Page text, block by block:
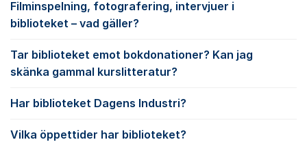
Filminspelning, fotografering, intervjuer i
biblioteket – vad gäller?
Tar biblioteket emot bokdonationer? Kan jag
skänka gammal kurslitteratur?
Har biblioteket Dagens Industri?
Vilka öppettider har biblioteket?